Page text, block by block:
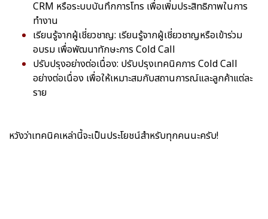
CRM หรือระบบบันทึกการโทร เพื่อเพิ่มประสิทธิภาพในการ
ทำงาน
เรียนรู้จากผู้เชี่ยวชาญ: เรียนรู้จากผู้เชี่ยวชาญหรือเข้าร่วม
อบรม เพื่อพัฒนาทักษะการ Cold Call
ปรับปรุงอย่างต่อเนื่อง: ปรับปรุงเทคนิคการ Cold Call
อย่างต่อเนื่อง เพื่อให้เหมาะสมกับสถานการณ์และลูกค้าแต่ละ
ราย
หวังว่าเทคนิคเหล่านี้จะเป็นประโยชน์สำหรับทุกคนนะครับ!